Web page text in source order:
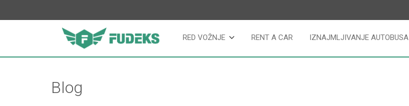
RED VOŽNJE RENT A CAR IZNAJMLJIVANJE AUTOBUSA
Blog